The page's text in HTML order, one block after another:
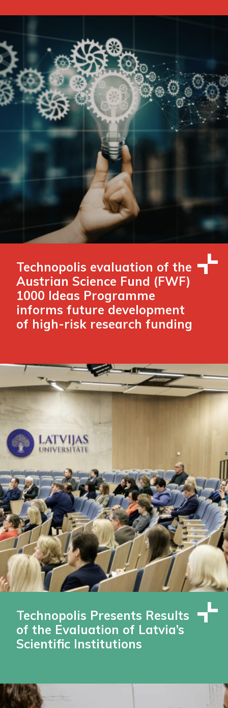
Technopolis evaluation of the
Austrian Science Fund (FWF)
1000 Ideas Programme
informs future development
of high-risk research funding
Technopolis Presents Results
of the Evaluation of Latvia’s
Scientific Institutions